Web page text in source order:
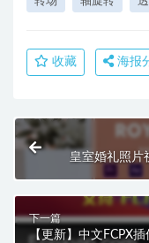
收藏 海报
皇室婚礼照片
下一篇
【更新】中文FCPX